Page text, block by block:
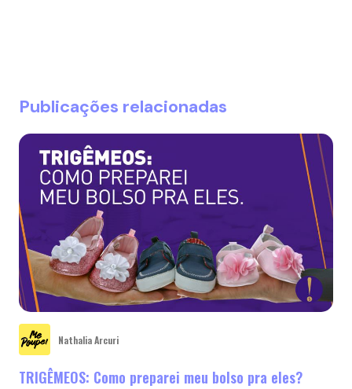
Publicações relacionadas
Nathalia Arcuri
TRIGÊMEOS: Como preparei meu bolso pra eles?